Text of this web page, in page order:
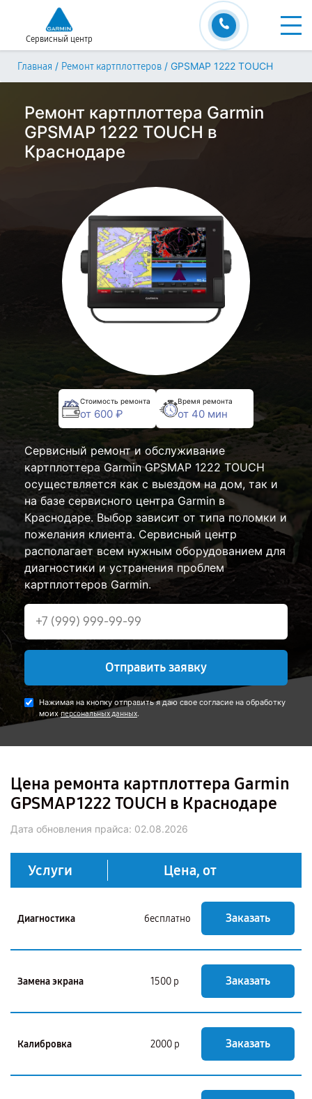
Сервисный центр
Главная / Ремонт картплоттеров / GPSMAP 1222 TOUCH
Ремонт картплоттера Garmin
GPSMAP 1222 TOUCH в
Краснодаре
Стоимость ремонта
от 600 ₽
Время ремонта
от 40 мин
Сервисный ремонт и обслуживание
картплоттера Garmin GPSMAP 1222 TOUCH
осуществляется как с выездом на дом, так и
на базе сервисного центра Garmin в
Краснодаре. Выбор зависит от типа поломки и
пожелания клиента. Сервисный центр
располагает всем нужным оборудованием для
диагностики и устранения проблем
картплоттеров Garmin.
Отправить заявку
Нажимая на кнопку отправить я даю свое согласие на обработку
моихперсональных данных.
Цена ремонта картплоттера Garmin
GPSMAP 1222 TOUCH в Краснодаре
Дата обновления прайса: 02.08.2026
Услуги Цена, от
Диагностика бесплатно Заказать
Замена экрана 1500 р Заказать
Калибровка 2000 р Заказать